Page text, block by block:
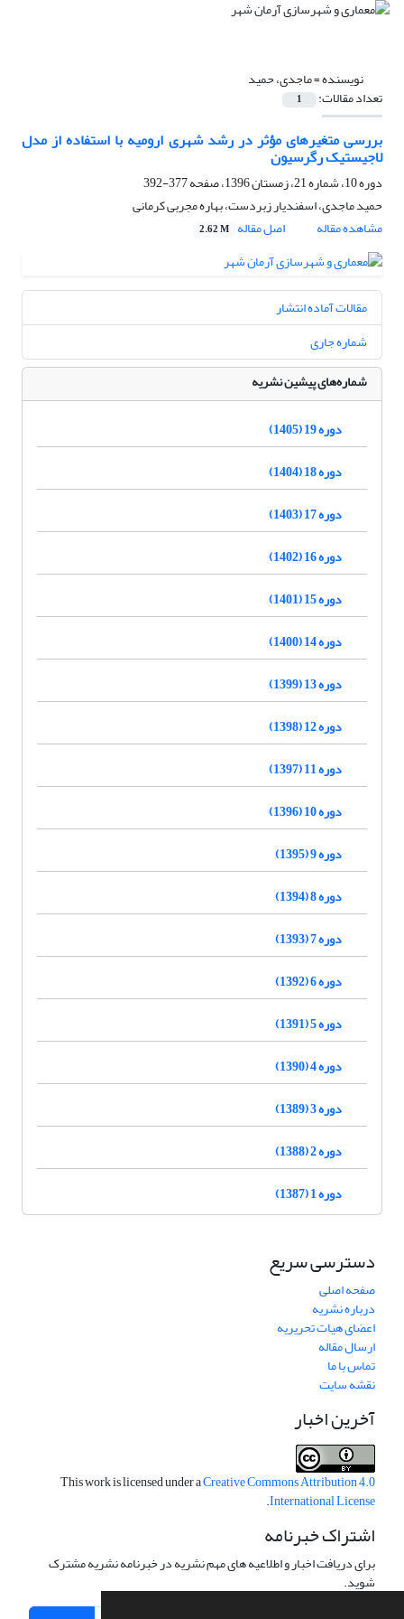
نویسنده =ماجدی، حمید
تعداد مقالات: 1
بررسی متغیرهای مؤثر در رشد شهری ارومیه با استفاده از مدل
لاجیستیک رگرسیون
دوره 10، شماره 21، زمستان 1396، صفحه
377-392
حمید ماجدی، اسفندیار زبردست، بهاره مجربی کرمانی
مشاهده مقاله
اصل مقاله 2.62 M
مقالات آماده انتشار
شماره جاری
شماره‌های پیشین نشریه
دوره 19 (1405)
دوره 18 (1404)
دوره 17 (1403)
دوره 16 (1402)
دوره 15 (1401)
دوره 14 (1400)
دوره 13 (1399)
دوره 12 (1398)
دوره 11 (1397)
دوره 10 (1396)
دوره 9 (1395)
دوره 8 (1394)
دوره 7 (1393)
دوره 6 (1392)
دوره 5 (1391)
دوره 4 (1390)
دوره 3 (1389)
دوره 2 (1388)
دوره 1 (1387)
دسترسی سریع
صفحه اصلی
درباره نشریه
اعضای هیات تحریریه
ارسال مقاله
تماس با ما
نقشه سایت
آخرین اخبار
This work is licensed under aCreative Commons Attribution 4.0
International License
.
اشتراک خبرنامه
برای دریافت اخبار و اطلاعیه های مهم نشریه در خبرنامه نشریه مشترک
شوید.